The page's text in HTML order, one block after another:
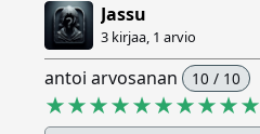
Jassu
3 kirjaa, 1 arvio
antoi arvosanan 10 / 10
★★★★★★★★★★